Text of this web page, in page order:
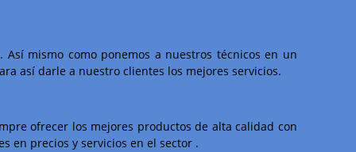
mismo como ponemos a nuestros técnicos en un
así darle a nuestro clientes los mejores servicios.
ofrecer los mejores productos de alta calidad con
en precios y servicios en el sector .